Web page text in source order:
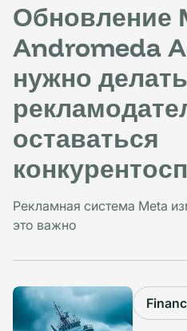
Обновление
Andromeda
нужно делать
оставаться
Рекламная система Meta
это важно